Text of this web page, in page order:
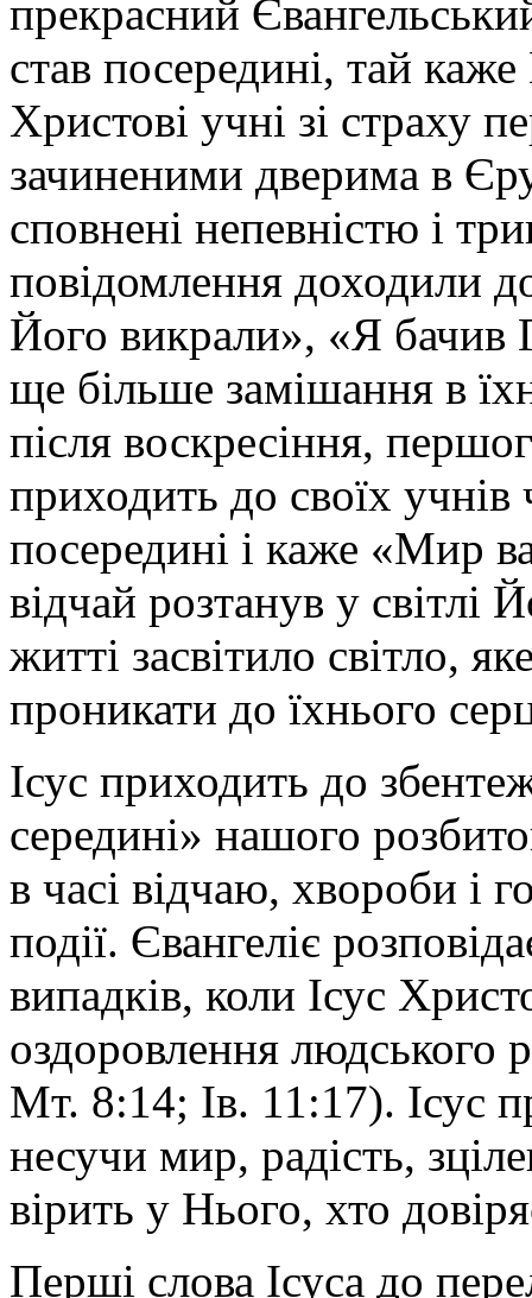
прекрасний
став посередині, тай
Христові учні зі страху
зачиненими дверима в
сповнені непевністю і
повідомлення доходили
Його викрали», «Я
ще більше замішання в
після воскресіння,
приходить до своїх учнів
посередині і каже «Мир
відчай розтанув у світлі
житті засвітило світло,
проникати до їхнього
Ісус приходить до
середині» нашого
в часі відчаю, хвороби і
події. Євангеліє
випадків, коли Ісус
оздоровлення
Мт. 8:14; Ів. 11:17). Ісус
несучи мир, радість,
вірить у Нього, хто
Перші слова Ісуса до